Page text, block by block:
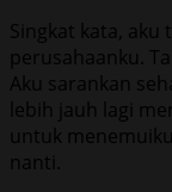
Singkat kata, aku
perusahaanku.
Aku sarankan
lebih jauh lagi
untuk
nanti.